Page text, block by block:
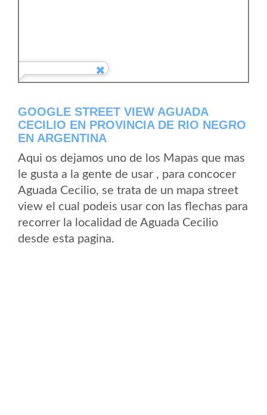
GOOGLE STREET VIEW AGUADA
CECILIO EN PROVINCIA DE RIO NEGRO
EN ARGENTINA
Aqui os dejamos uno de los Mapas que mas
le gusta a la gente de usar , para concocer
Aguada Cecilio, se trata de un mapa street
view el cual podeis usar con las flechas para
recorrer la localidad de Aguada Cecilio
desde esta pagina.